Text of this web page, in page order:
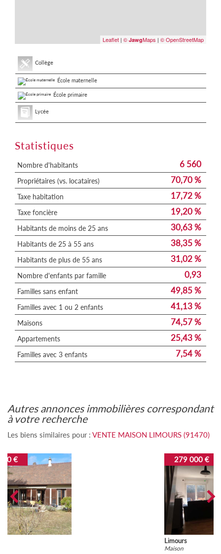
Leaflet | © JawgMaps | © OpenStreetMap
Collège
École maternelle
École primaire
Lycée
Statistiques
Nombre d'habitants 6 560
Propriétaires (vs. locataires) 70,70 %
Taxe habitation 17,72 %
Taxe foncière 19,20 %
Habitants de moins de 25 ans 30,63 %
Habitants de 25 à 55 ans 38,35 %
Habitants de plus de 55 ans 31,02 %
Nombre d'enfants par famille 0,93
Familles sans enfant 49,85 %
Familles avec 1 ou 2 enfants 41,13 %
Maisons 74,57 %
Appartements 25,43 %
Familles avec 3 enfants 7,54 %
autres annonces immobilières correspondant
à votre recherche
Les biens similaires pour : VENTE MAISON LIMOURS (91470)
279 000 €